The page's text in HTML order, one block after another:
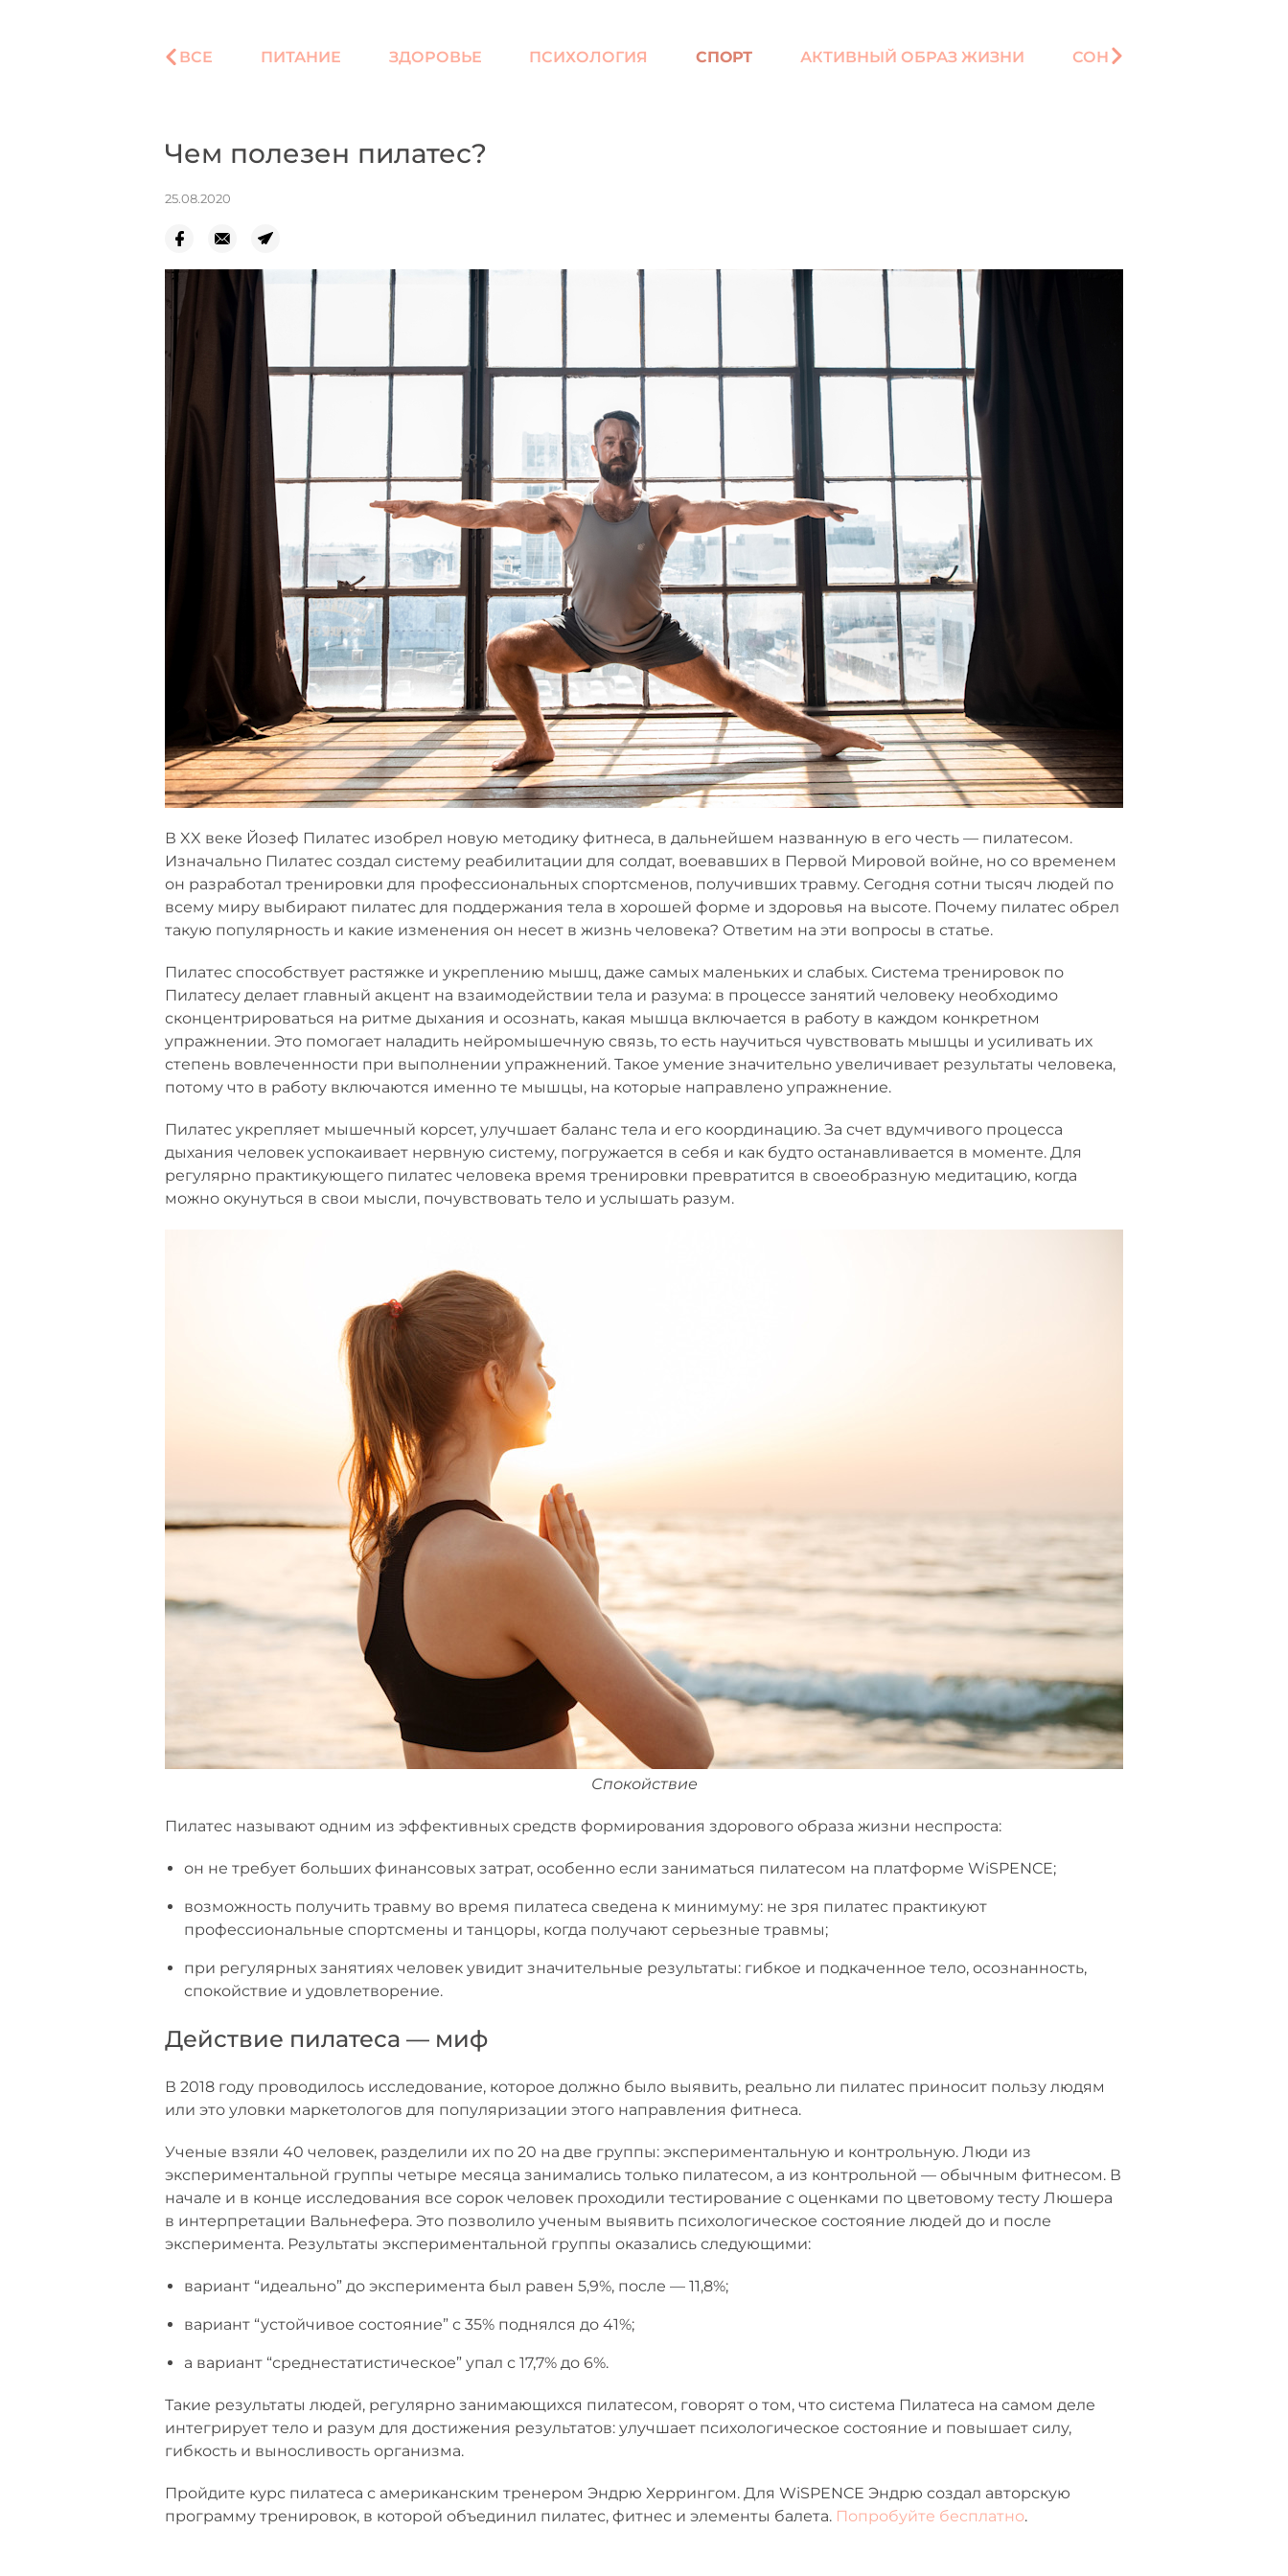
ВСЕ ПИТАНИЕ ЗДОРОВЬЕ ПСИХОЛОГИЯ СПОРТ АКТИВНЫЙ ОБРАЗ ЖИЗНИ СОН
Чем полезен пилатес?
25.08.2020
В XX веке Йозеф Пилатес изобрел новую методику фитнеса, в дальнейшем названную в его честь — пилатесом.
Изначально Пилатес создал систему реабилитации для солдат, воевавших в Первой Мировой войне, но со временем
он разработал тренировки для профессиональных спортсменов, получивших травму. Сегодня сотни тысяч людей по
всему миру выбирают пилатес для поддержания тела в хорошей форме и здоровья на высоте. Почему пилатес обрел
такую популярность и какие изменения он несет в жизнь человека? Ответим на эти вопросы в статье.
Пилатес способствует растяжке и укреплению мышц, даже самых маленьких и слабых. Система тренировок по
Пилатесу делает главный акцент на взаимодействии тела и разума: в процессе занятий человеку необходимо
сконцентрироваться на ритме дыхания и осознать, какая мышца включается в работу в каждом конкретном
упражнении. Это помогает наладить нейромышечную связь, то есть научиться чувствовать мышцы и усиливать их
степень вовлеченности при выполнении упражнений. Такое умение значительно увеличивает результаты человека,
потому что в работу включаются именно те мышцы, на которые направлено упражнение.
Пилатес укрепляет мышечный корсет, улучшает баланс тела и его координацию. За счет вдумчивого процесса
дыхания человек успокаивает нервную систему, погружается в себя и как будто останавливается в моменте. Для
регулярно практикующего пилатес человека время тренировки превратится в своеобразную медитацию, когда
можно окунуться в свои мысли, почувствовать тело и услышать разум.
Спокойствие
Пилатес называют одним из эффективных средств формирования здорового образа жизни неспроста:
он не требует больших финансовых затрат, особенно если заниматься пилатесом на платформе WiSPENCE;
возможность получить травму во время пилатеса сведена к минимуму: не зря пилатес практикуют
профессиональные спортсмены и танцоры, когда получают серьезные травмы;
при регулярных занятиях человек увидит значительные результаты: гибкое и подкаченное тело, осознанность,
спокойствие и удовлетворение.
Действие пилатеса — миф
В 2018 году проводилось исследование, которое должно было выявить, реально ли пилатес приносит пользу людям
или это уловки маркетологов для популяризации этого направления фитнеса.
Ученые взяли 40 человек, разделили их по 20 на две группы: экспериментальную и контрольную. Люди из
экспериментальной группы четыре месяца занимались только пилатесом, а из контрольной — обычным фитнесом. В
начале и в конце исследования все сорок человек проходили тестирование с оценками по цветовому тесту Люшера
в интерпретации Вальнефера. Это позволило ученым выявить психологическое состояние людей до и после
эксперимента. Результаты экспериментальной группы оказались следующими:
вариант “идеально” до эксперимента был равен 5,9%, после — 11,8%;
вариант “устойчивое состояние” с 35% поднялся до 41%;
а вариант “среднестатистическое” упал с 17,7% до 6%.
Такие результаты людей, регулярно занимающихся пилатесом, говорят о том, что система Пилатеса на самом деле
интегрирует тело и разум для достижения результатов: улучшает психологическое состояние и повышает силу,
гибкость и выносливость организма.
Пройдите курс пилатеса с американским тренером Эндрю Херрингом. Для WiSPENCE Эндрю создал авторскую
программу тренировок, в которой объединил пилатес, фитнес и элементы балета. Попробуйте бесплатно.